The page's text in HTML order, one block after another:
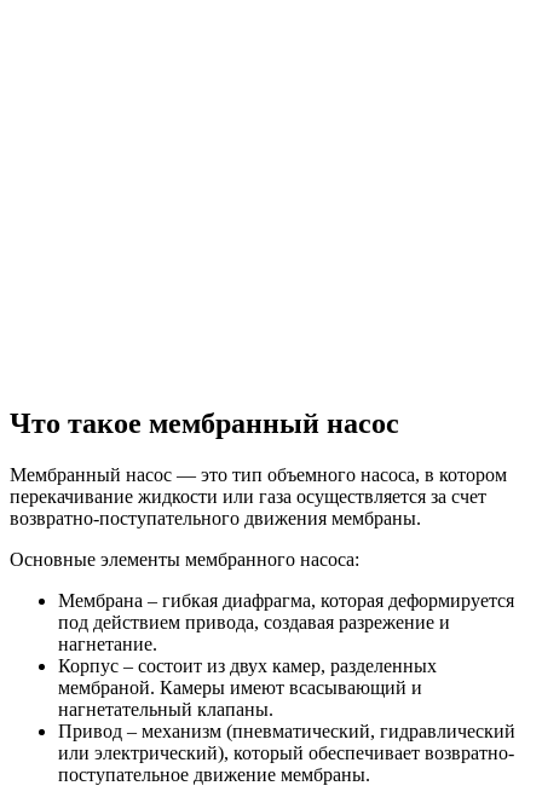
Что такое мембранный насос
Мембранный насос — это тип объемного насоса, в котором
перекачивание жидкости или газа осуществляется за счет
возвратно-поступательного движения мембраны.
Основные элементы мембранного насоса:
Мембрана – гибкая диафрагма, которая деформируется
под действием привода, создавая разрежение и
нагнетание.
Корпус – состоит из двух камер, разделенных
мембраной. Камеры имеют всасывающий и
нагнетательный клапаны.
Привод – механизм (пневматический, гидравлический
или электрический), который обеспечивает возвратно-
поступательное движение мембраны.